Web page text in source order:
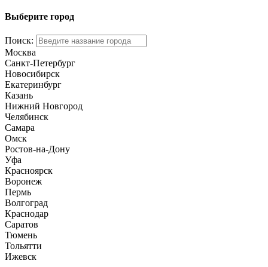
Выберите город
Поиск:
Москва
Санкт-Петербург
Новосибирск
Екатеринбург
Казань
Нижний Новгород
Челябинск
Самара
Омск
Ростов-на-Дону
Уфа
Красноярск
Воронеж
Пермь
Волгоград
Краснодар
Саратов
Тюмень
Тольятти
Ижевск